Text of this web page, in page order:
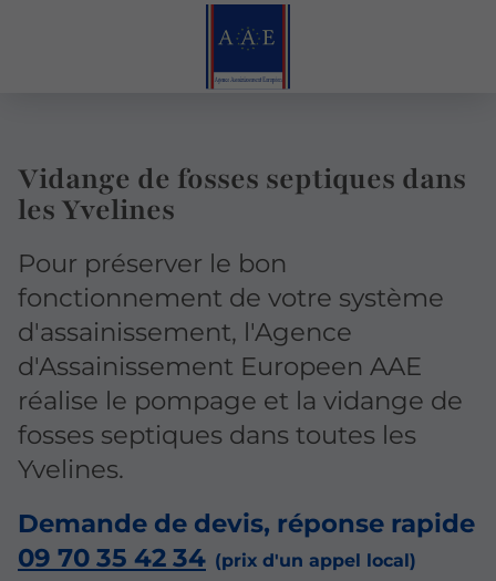
Vidange de fosses septiques dans
les Yvelines
Pour préserver le bon
fonctionnement de votre système
d'assainissement, l'Agence
d'Assainissement Europeen AAE
réalise le pompage et la vidange de
fosses septiques dans toutes les
Yvelines.
Demande de devis, réponse rapide
09 70 35 42 34